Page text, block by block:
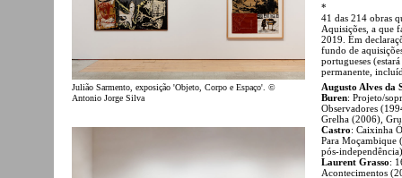
Julião Sarmento, exposição 'Objeto, Corpo e Espaço'. ©
Antonio Jorge Silva
*
41 das 214 obras
Aquisições, a que
2019. Em
fundo de
portugueses
permanente,
Augusto Alves da
Buren: Projeto/
Observadores
Grelha (2006),
Castro: Caixinha
Para Moçambique
pós-
Laurent Grasso:
Acontecimentos